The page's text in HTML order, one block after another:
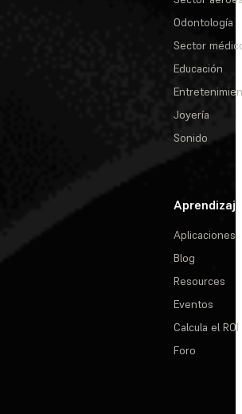
Odontología
Sector
Educación
Joyería
Sonido
Aprendizaje
Aplicaciones
Blog
Resources
Eventos
Calcula el ROI
Foro